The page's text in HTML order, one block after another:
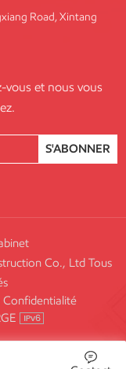
Road, Xintang
vous et nous vous
S'ABONNER
Co., Ltd Tous
Confidentialité